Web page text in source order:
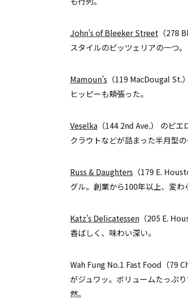
John’s of Bleeker Street （278
スタイルのピッツェリアの一つ。
Mamoun’s（119 MacDougal St.
ヒッピーも頬張った。
Veselka（144 2nd Ave.） のピエ
クラウトなどが詰まった半月型の
Russ & Daughters（179 E.
グル。創業から100年以上、変わ
Katz’s Delicatessen（205 E.
香ばしく、味わい深い。
Wah Fung No.1 Fast Food（79
がジュワッ。ボリュームたっぷ
然。